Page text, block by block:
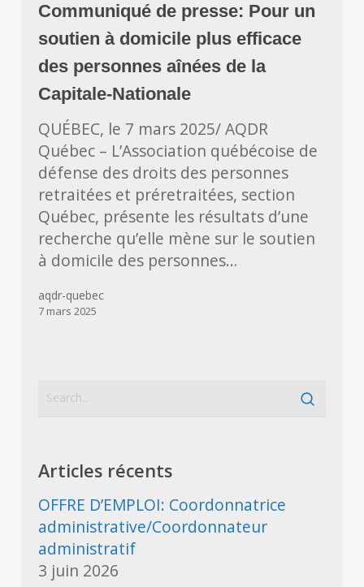
Pour
un
soutien
à
domicile
plus
efficace
des
personnes
aînées
de
la
Nationale
Communiqué de presse: Pour un
soutien à domicile plus efficace
des personnes aînées de la
Capitale-Nationale
QUÉBEC, le 7 mars 2025/ AQDR
Québec – L’Association québécoise de
défense des droits des personnes
retraitées et préretraitées, section
Québec, présente les résultats d’une
recherche qu’elle mène sur le soutien
à domicile des personnes…
aqdr-quebec
7 mars 2025
Articles récents
OFFRE D’EMPLOI: Coordonnatrice
administrative/Coordonnateur
administratif
3 juin 2026